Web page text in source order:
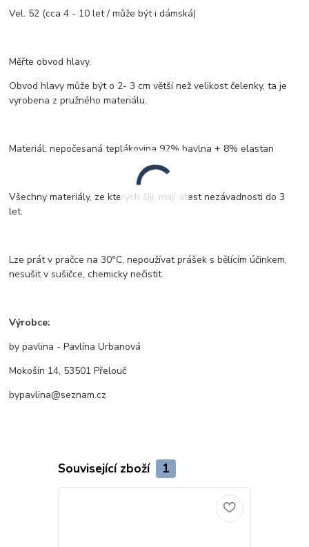
Vel. 52 (cca 4 - 10 let / může být i dámská)
Měřte obvod hlavy.
Obvod hlavy může být o 2- 3 cm větší než velikost čelenky, ta je
vyrobena z pružného materiálu.
Materiál: nepočesaná teplákovina 92% bavlna + 8% elastan
Všechny materiály, ze kterých šiji, mají atest nezávadnosti do 3
let.
Lze prát v pračce na 30°C, nepoužívat prášek s bělícím účinkem,
nesušit v sušičce, chemicky nečistit.
Výrobce:
by pavlina - Pavlína Urbanová
Mokošín 14, 53501 Přelouč
bypavlina@seznam.cz
Související zboží 1